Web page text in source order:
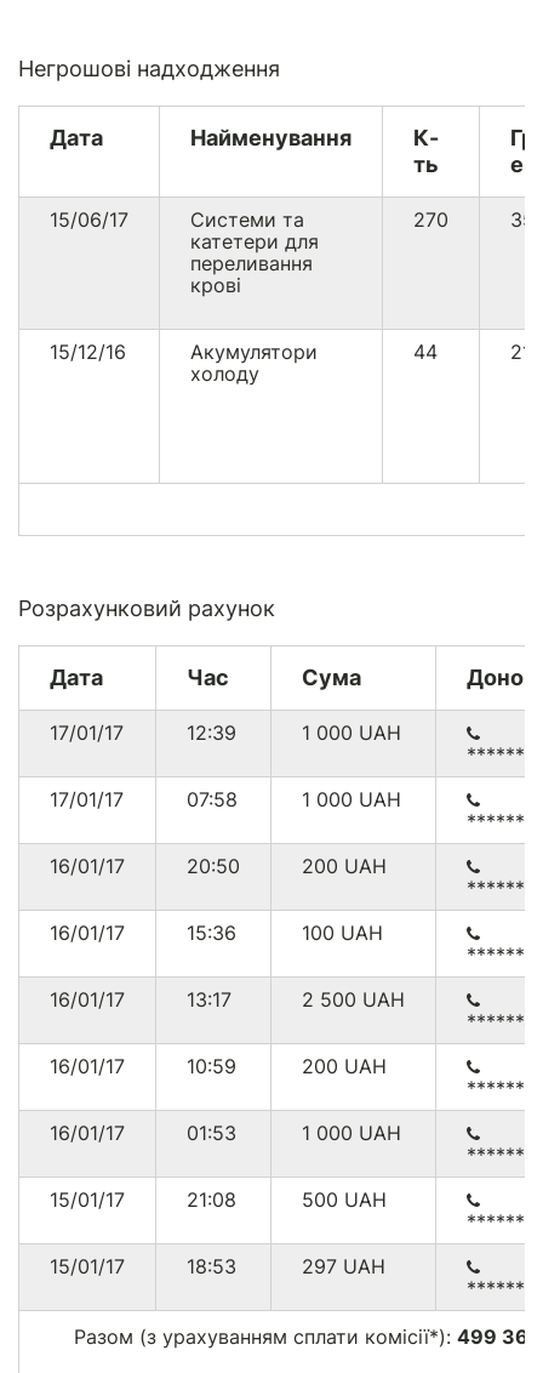
Негрошові надходження
Дата Найменування
К-
ть
15/06/17
Системи та
катетери для
переливання
крові
270
15/12/16
Акумулятори
холоду
44
Розрахунковий рахунок
Дата Час Сума Донор
17/01/17 12:39 1 000 UAH
17/01/17
07:58 1 000 UAH
16/01/17
20:50 200 UAH
16/01/17
15:36 100 UAH
16/01/17
13:17 2 500 UAH
16/01/17
10:59 200 UAH
16/01/17
01:53 1 000 UAH
15/01/17
21:08 500 UAH
15/01/17
18:53 297 UAH
Разом (з урахуванням сплати комісії*): 499